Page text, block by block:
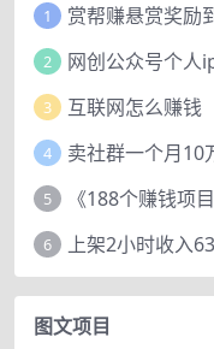
1
2
3 互联网怎么赚钱
4 卖社群一个月10
5
6
图文项目